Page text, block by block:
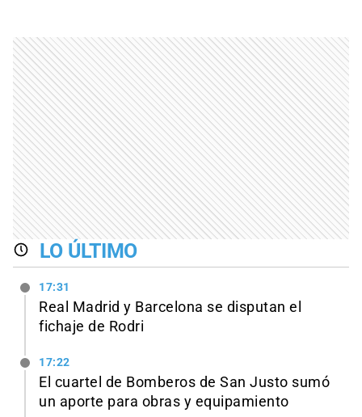
LO ÚLTIMO
17:31
Real Madrid y Barcelona se disputan el
fichaje de Rodri
17:22
El cuartel de Bomberos de San Justo sumó
un aporte para obras y equipamiento